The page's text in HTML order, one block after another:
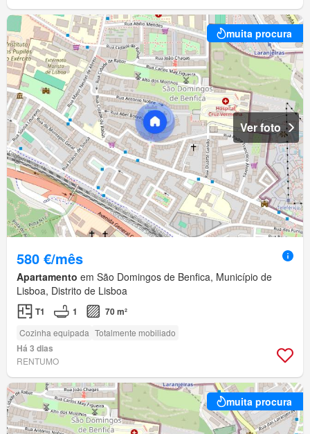
muita procura
Ver foto
580 €/mês
Apartamento em São Domingos de Benfica, Município de
Lisboa, Distrito de Lisboa
T1 1 70 m²
Cozinha equipada Totalmente mobiliado
Há 3 dias
RENTUMO
muita procura